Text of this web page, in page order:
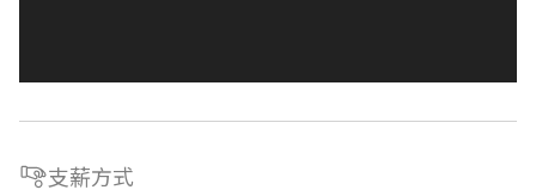
支薪方式